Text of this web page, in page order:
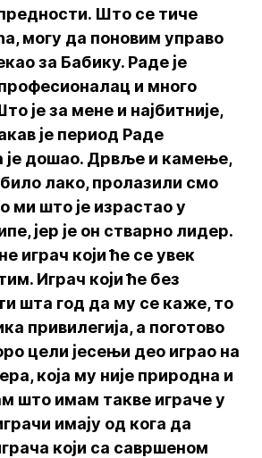
Што се тиче
могу да поновим управо
за Бабику. Раде је
и много
је за мене и најбитније,
је период Раде
је дошао. Дрвље и камење,
лако, пролазили смо
ми што је израстао у
јер је он стварно лидер.
играч који ће се увек
Играч који ће без
шта год да му се каже, то
привилегија, а поготово
цели јесењи део играо на
која му није природна и
што имам такве играче у
имају од кога да
који са савршеном